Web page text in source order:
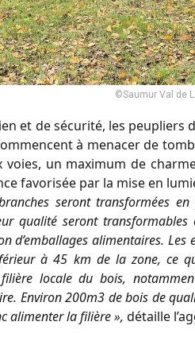
©Saumur Val de
et de sécurité, les
à menacer de
un maximum de
favorisée par la mise en
seront transformées
qualité seront
d’emballages alimentaires.
à 45 km de la zone, ce
locale du bois,
Environ 200m3 de bois de
alimenter la filière », détaille